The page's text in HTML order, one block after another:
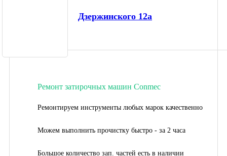
Дзержинского 12а
Ремонт затирочных машин Conmec
Ремонтируем инструменты любых марок качественно
Можем выполнить прочистку быстро - за 2 часа
Большое количество зап. частей есть в наличии